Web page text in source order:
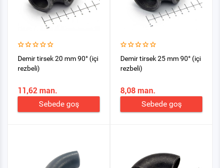
Demir tirsek 20 mm 90° (içi
rezbeli)
11,62 man.
Sebede goş
Demir tirsek 25 mm 90° (içi
rezbeli)
8,08 man.
Sebede goş